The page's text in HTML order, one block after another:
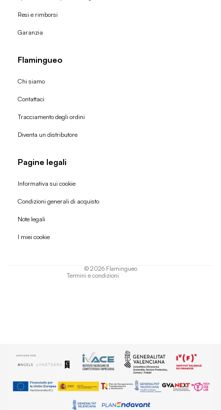
Resi e rimborsi
Garanzia
Flamingueo
Chi siamo
Contattaci
Tracciamento degli ordini
Diventa un distributore
Pagine legali
Informativa sui cookie
Condizioni generali di acquisto
Note legali
I miei cookie
© 2026 Flamingueo
Termini e condizioni
Politica di rimborso